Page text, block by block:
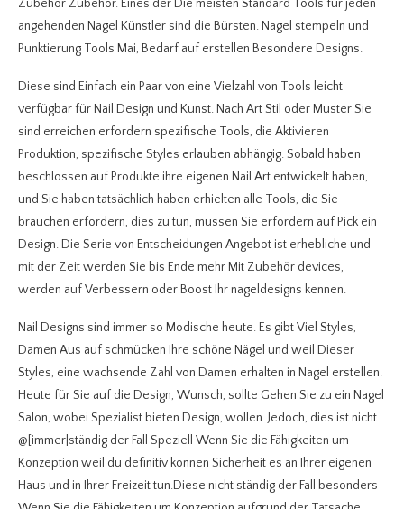
Zubehör Zubehör. Eines der Die meisten Standard Tools für jeden
angehenden Nagel Künstler sind die Bürsten. Nagel stempeln und
Punktierung Tools Mai, Bedarf auf erstellen Besondere Designs.
Diese sind Einfach ein Paar von eine Vielzahl von Tools leicht
verfügbar für Nail Design und Kunst. Nach Art Stil oder Muster Sie
sind erreichen erfordern spezifische Tools, die Aktivieren
Produktion, spezifische Styles erlauben abhängig.Sobald haben
beschlossen auf Produkte ihre eigenen Nail Art entwickelt haben,
und Sie haben tatsächlich haben erhielten alle Tools, die Sie
brauchen erfordern, dies zu tun, müssen Sie erfordern auf Pick ein
Design. Die Serie von Entscheidungen Angebot ist erhebliche und
mit der Zeit werden Sie bis Ende mehr Mit Zubehör devices,
werden auf Verbessern oder Boost Ihr nageldesigns kennen.
Nail Designs sind immer so Modische heute. Es gibt Viel Styles,
Damen Aus auf schmücken Ihre schöne Nägel und weil Dieser
Styles, eine wachsende Zahl von Damen erhalten in Nagel erstellen.
Heute für Sie auf die Design, Wunsch, sollte Gehen Sie zu ein Nagel
Salon, wobei Spezialist bieten Design, wollen. Jedoch, dies ist nicht
@[immer|ständig der Fall Speziell Wenn Sie die Fähigkeiten um
Konzeption weil du definitiv können Sicherheit es an Ihrer eigenen
Haus und in Ihrer Freizeit tun.Diese nicht ständig der Fall besonders